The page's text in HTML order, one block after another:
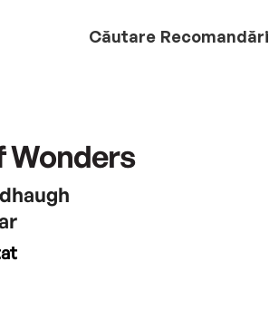
Căutare Recomandări
Wonders